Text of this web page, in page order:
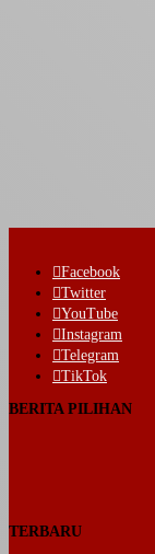
Facebook
Twitter
YouTube
Instagram
Telegram
TikTok
BERITA PILIHAN
TERBARU